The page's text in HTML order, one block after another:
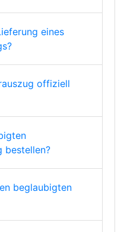
eines
offiziell
bestellen?
beglaubigten